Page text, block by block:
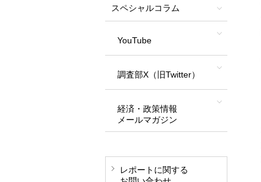
スペシャルコラム
YouTube
調査部X（旧Twitter）
経済・政策情報
メールマガジン
レポートに関する